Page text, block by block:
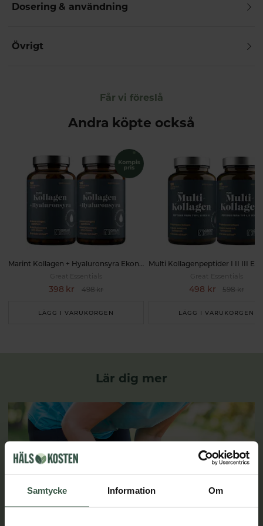
Samtycke Information Om
Dosering & användning
Övrigt
Får vi föreslå
Andra köpte också
Marint Kollagen + Hyaluronsyra Ekonomipack 2x120k
Great Essentials
398 kr 498 kr
LÄGG I VARUKORGEN
Great Essentials
498 kr 598 kr
LÄGG I VARUKORGEN
Lär dig mer